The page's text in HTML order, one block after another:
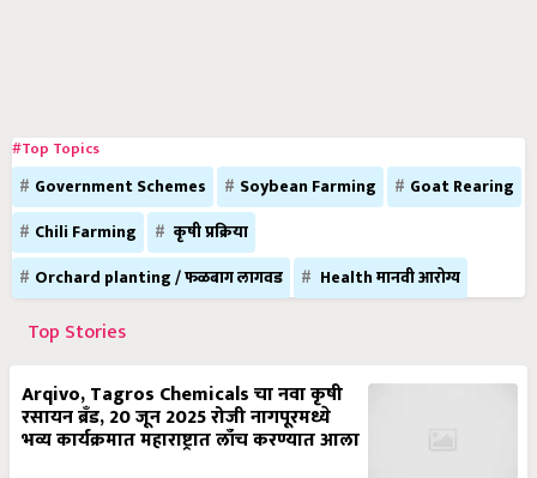
#Top Topics
Government Schemes Soybean Farming
Goat Rearing
Chili Farming
कृषी प्रक्रिया
Orchard planting / फळबाग लागवड
Health मानवी आरोग्य
Top Stories
Arqivo, Tagros Chemicals चा नवा कृषी
रसायन ब्रँड, 20 जून 2025 रोजी नागपूरमध्ये
भव्य कार्यक्रमात महाराष्ट्रात लाँच करण्यात आला